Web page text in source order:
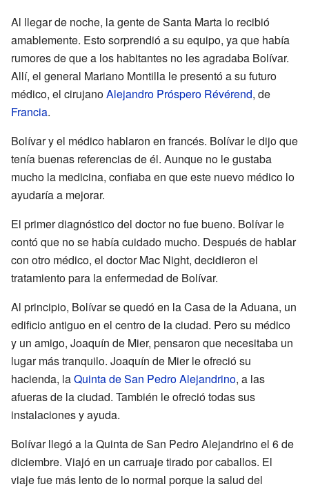
Al llegar de noche, la gente de Santa Marta lo recibió
amablemente. Esto sorprendió a su equipo, ya que había
rumores de que a los habitantes no les agradaba Bolívar.
Allí, el general Mariano Montilla le presentó a su futuro
médico, el cirujanoAlejandro Próspero Révérend, de
Francia.
Bolívar y el médico hablaron en francés. Bolívar le dijo que
tenía buenas referencias de él. Aunque no le gustaba
mucho la medicina, confiaba en que este nuevo médico lo
ayudaría a mejorar.
El primer diagnóstico del doctor no fue bueno. Bolívar le
contó que no se había cuidado mucho. Después de hablar
con otro médico, el doctor Mac Night, decidieron el
tratamiento para la enfermedad de Bolívar.
Al principio, Bolívar se quedó en la Casa de la Aduana, un
edificio antiguo en el centro de la ciudad. Pero su médico
y un amigo, Joaquín de Mier, pensaron que necesitaba un
lugar más tranquilo. Joaquín de Mier le ofreció su
hacienda, laQuinta de San Pedro Alejandrino, a las
afueras de la ciudad. También le ofreció todas sus
instalaciones y ayuda.
Bolívar llegó a la Quinta de San Pedro Alejandrino el 6 de
diciembre. Viajó en un carruaje tirado por caballos. El
viaje fue más lento de lo normal porque la salud del